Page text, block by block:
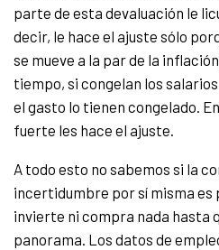
parte de esta devaluación le
decir, le hace el ajuste sólo
se mueve a la par de la
tiempo, si congelan los
el gasto lo tienen congelado.
fuerte les hace el ajuste.
A todo esto no sabemos si la
incertidumbre por sí misma es
invierte ni compra nada hasta
panorama. Los datos de